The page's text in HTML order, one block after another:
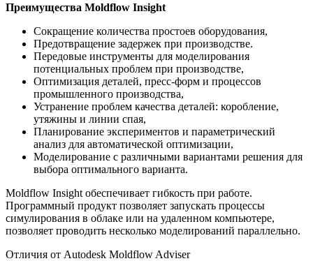
Преимущества Moldflow Insight
Сокращение количества простоев оборудования,
Предотвращение задержек при производстве.
Передовые инструменты для моделирования
потенциальных проблем при производстве,
Оптимизация деталей, пресс-форм и процессов
промышленного производства,
Устранение проблем качества деталей: коробление,
утяжины и линии спая,
Планирование экспериментов и параметрический
анализ для автоматической оптимизации,
Моделирование с различными вариантами решения для
выбора оптимального варианта.
Moldflow Insight обеспечивает гибкость при работе.
Программный продукт позволяет запускать процессы
симулирования в облаке или на удаленном компьютере,
позволяет проводить несколько моделирований параллельно.
Отличия от Autodesk Moldflow Adviser